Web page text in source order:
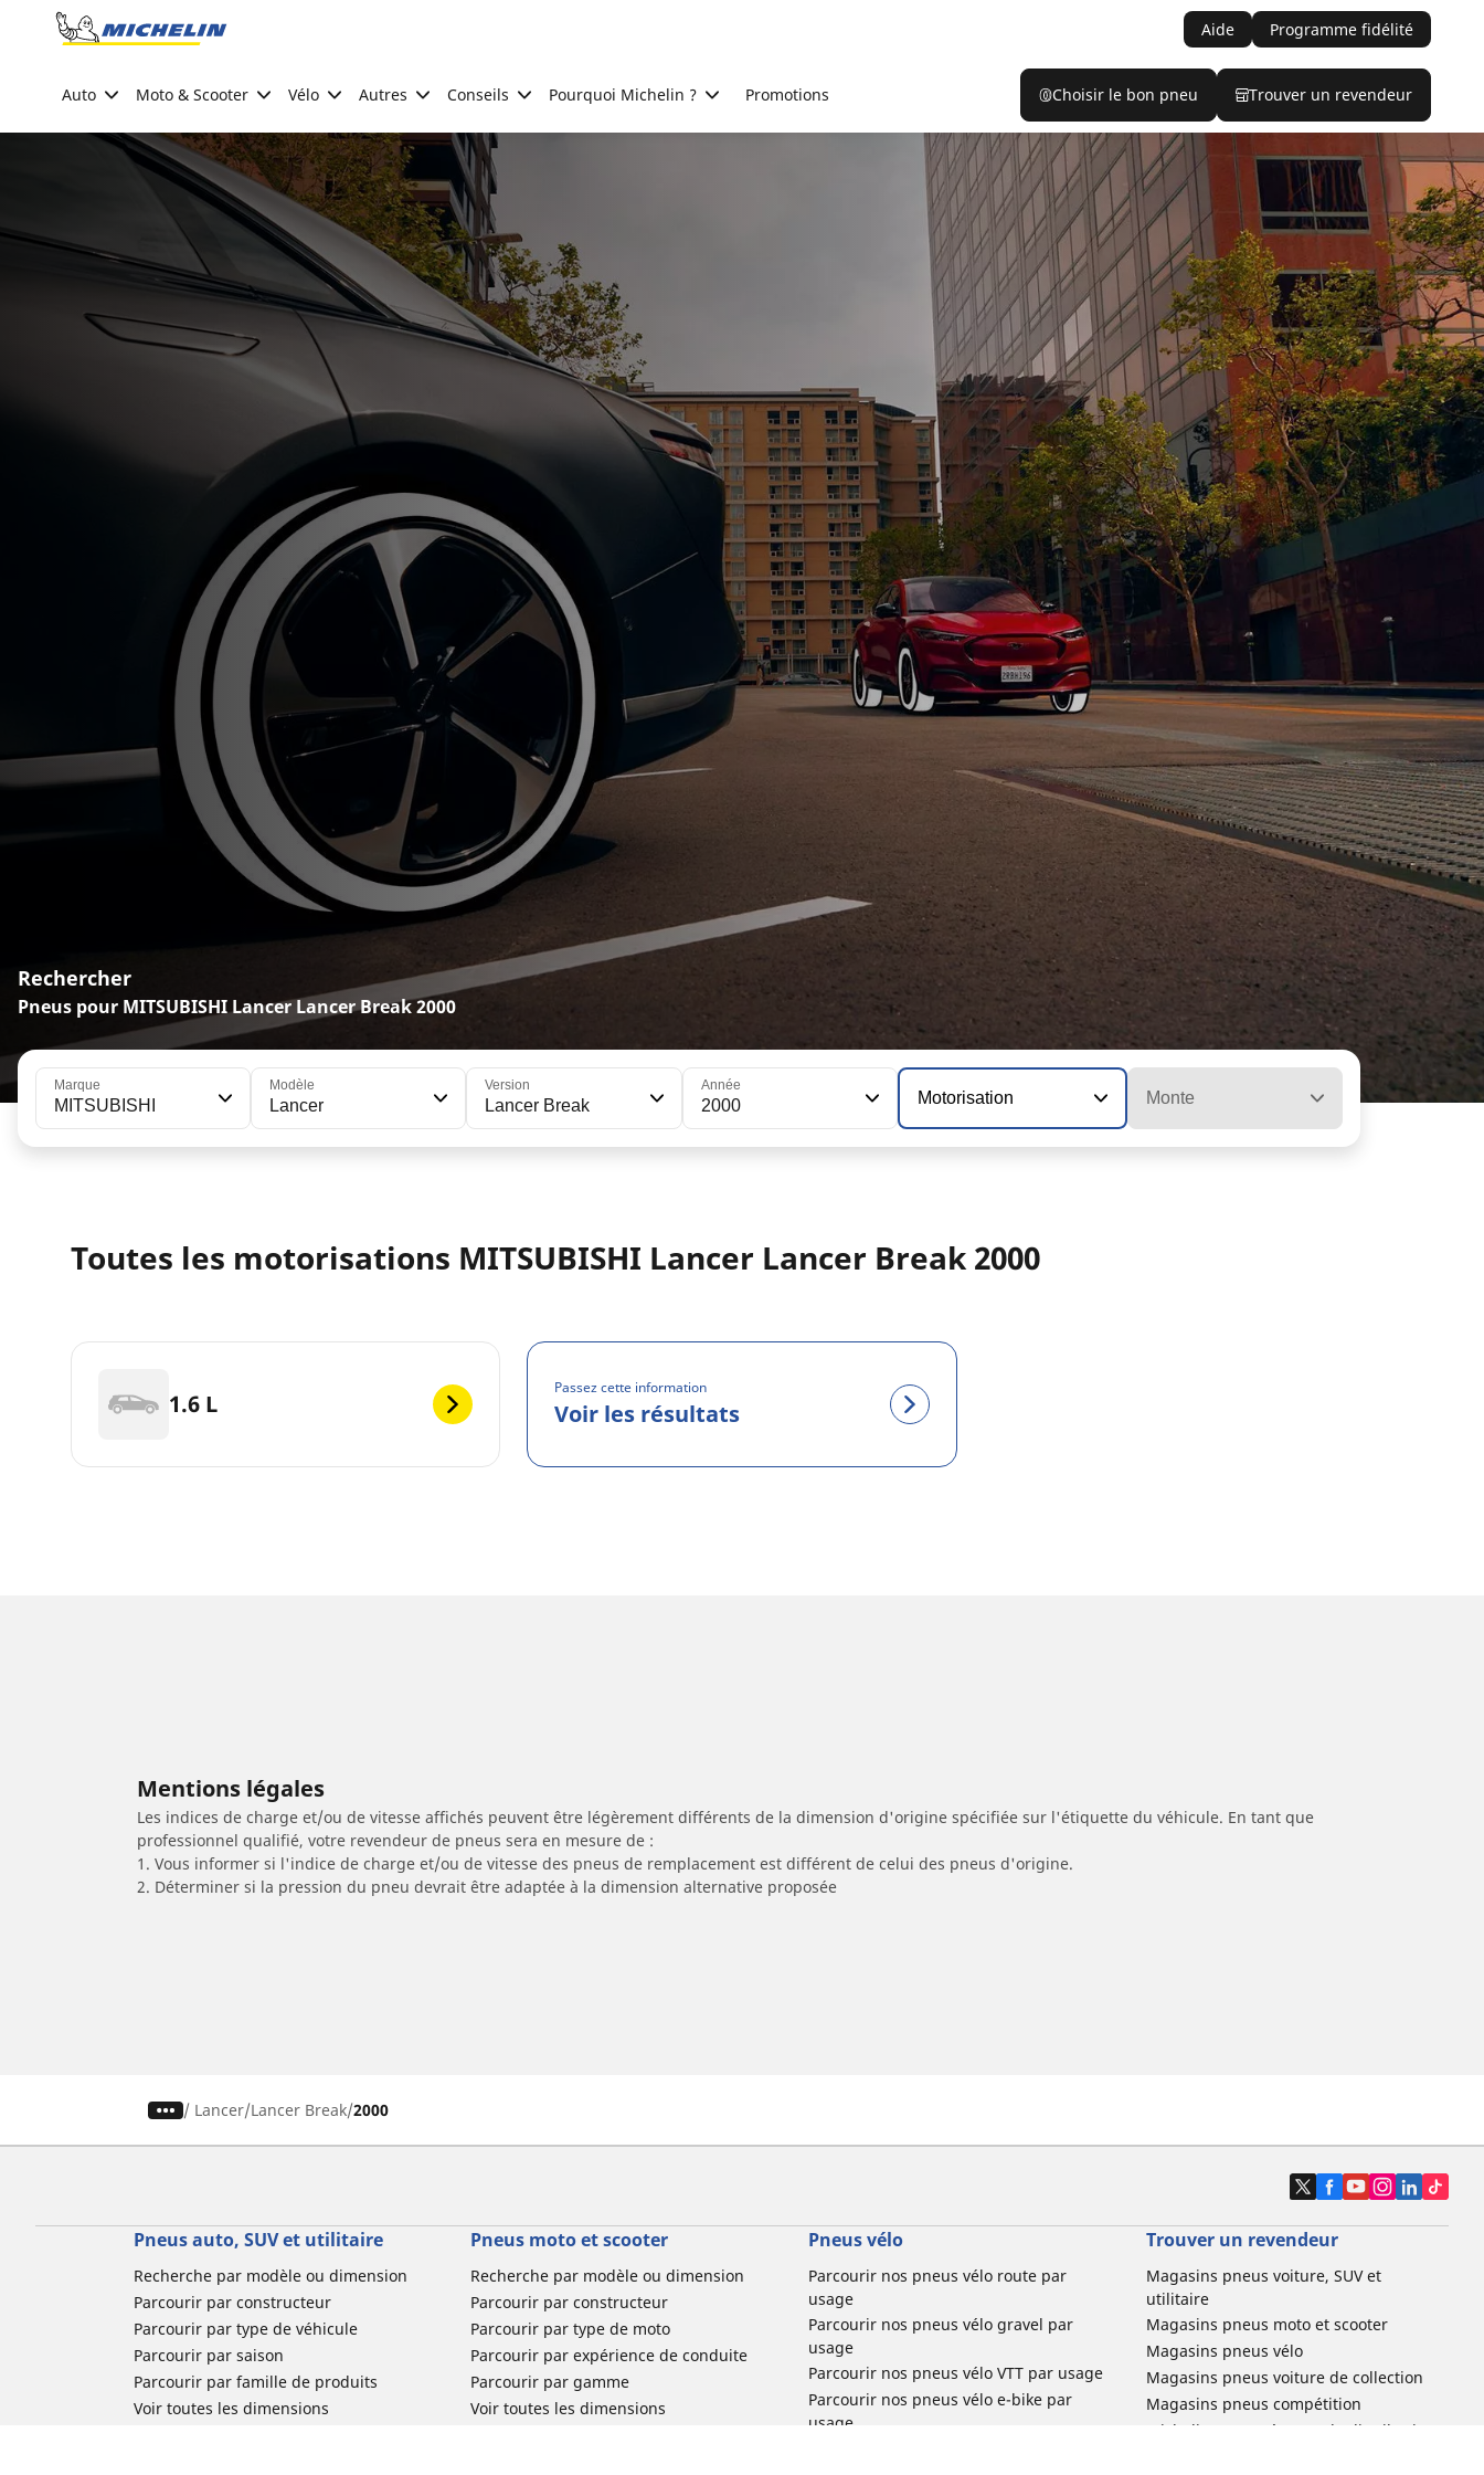
Go to page content
Aide Programme fidélité
Auto Moto & Scooter Vélo Autres Conseils Pourquoi Michelin ? Promotions Choisir le bon pneu Trouver un revendeur
Rechercher
Pneus pour MITSUBISHI Lancer Lancer Break 2000
Marque
MITSUBISHI
Modèle
Lancer
Version
Lancer Break
Année
2000 Motorisation Monte
Toutes les motorisations MITSUBISHI Lancer Lancer Break 2000
1.6 L
Passez cette information
Voir les résultats
Mentions légales
Les indices de charge et/ou de vitesse affichés peuvent être légèrement différents de la dimension d'origine spécifiée sur l'étiquette du véhicule. En tant que
professionnel qualifié, votre revendeur de pneus sera en mesure de :
1. Vous informer si l'indice de charge et/ou de vitesse des pneus de remplacement est différent de celui des pneus d'origine.
2. Déterminer si la pression du pneu devrait être adaptée à la dimension alternative proposée
/ Lancer Lancer Break 2000
Pneus auto, SUV et utilitaire
Recherche par modèle ou dimension
Parcourir par constructeur
Parcourir par type de véhicule
Parcourir par saison
Parcourir par famille de produits
Voir toutes les dimensions
Pneus moto et scooter
Recherche par modèle ou dimension
Parcourir par constructeur
Parcourir par type de moto
Parcourir par expérience de conduite
Parcourir par gamme
Voir toutes les dimensions
Pneus vélo
Parcourir nos pneus vélo route par
usage
Parcourir nos pneus vélo gravel par
usage
Parcourir nos pneus vélo VTT par usage
Parcourir nos pneus vélo e-bike par
usage
Trouver un revendeur
Magasins pneus voiture, SUV et
utilitaire
Magasins pneus moto et scooter
Magasins pneus vélo
Magasins pneus voiture de collection
Magasins pneus compétition
Michelin et ses réseaux de distribution